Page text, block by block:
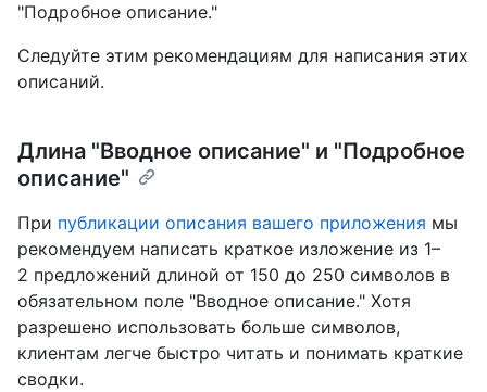
"Подробное описание."
Следуйте этим рекомендациям для написания этих
описаний.
Длина "Вводное описание" и "Подробное
описание"
При публикации описания вашего приложения мы
рекомендуем написать краткое изложение из 1–
2 предложений длиной от 150 до 250 символов в
обязательном поле "Вводное описание." Хотя
разрешено использовать больше символов,
клиентам легче быстро читать и понимать краткие
сводки.